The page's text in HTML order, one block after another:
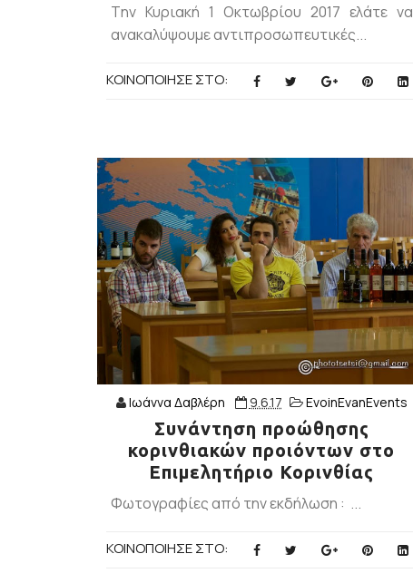
Tην Κυριακή 1 Οκτωβρίου 2017 ελάτε να
ανακαλύψουμε αντιπροσωπευτικές...
ΚΟΙΝΟΠΟΙΗΣΕ ΣΤΟ:
Ιωάννα Δαβλέρη 9.6.17 EvoinEvanEvents
Συνάντηση προώθησης
κορινθιακών προιόντων στο
Επιμελητήριο Κορινθίας
Φωτογραφίες από την εκδήλωση : ...
ΚΟΙΝΟΠΟΙΗΣΕ ΣΤΟ: